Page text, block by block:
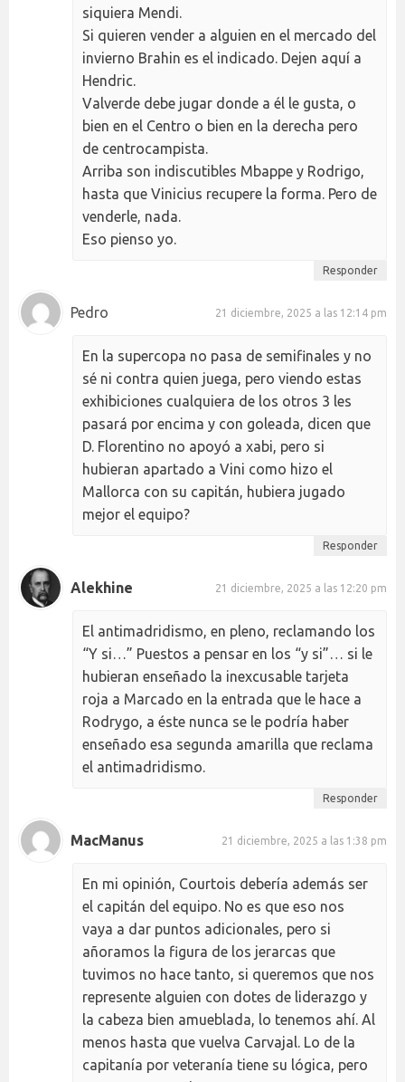
siquiera Mendi.
Si quieren vender a alguien en el mercado del
invierno Brahin es el indicado. Dejen aquí a
Hendric.
Valverde debe jugar donde a él le gusta, o
bien en el Centro o bien en la derecha pero
de centrocampista.
Arriba son indiscutibles Mbappe y Rodrigo,
hasta que Vinicius recupere la forma. Pero de
venderle, nada.
Eso pienso yo.
Responder
Pedro 21 diciembre, 2025 a las 12:14 pm
En la supercopa no pasa de semifinales y no
sé ni contra quien juega, pero viendo estas
exhibiciones cualquiera de los otros 3 les
pasará por encima y con goleada, dicen que
D. Florentino no apoyó a xabi, pero si
hubieran apartado a Vini como hizo el
Mallorca con su capitán, hubiera jugado
mejor el equipo?
Responder
Alekhine 21 diciembre, 2025 a las 12:20 pm
El antimadridismo, en pleno, reclamando los
“Y si…” Puestos a pensar en los “y si”… si le
hubieran enseñado la inexcusable tarjeta
roja a Marcado en la entrada que le hace a
Rodrygo, a éste nunca se le podría haber
enseñado esa segunda amarilla que reclama
el antimadridismo.
Responder
MacManus 21 diciembre, 2025 a las 1:38 pm
En mi opinión, Courtois debería además ser
el capitán del equipo. No es que eso nos
vaya a dar puntos adicionales, pero si
añoramos la figura de los jerarcas que
tuvimos no hace tanto, si queremos que nos
represente alguien con dotes de liderazgo y
la cabeza bien amueblada, lo tenemos ahí. Al
menos hasta que vuelva Carvajal. Lo de la
capitanía por veteranía tiene su lógica, pero